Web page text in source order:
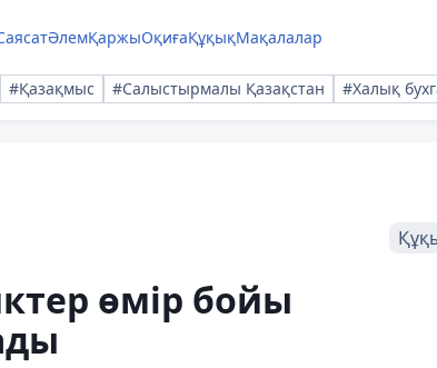
ӘлемҚаржыОқиғаҚұқықМақалалар
#Қазақмыс #Салыстырмалы Қазақстан #Халық
өмір бойы